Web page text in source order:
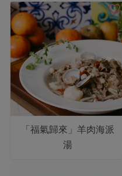
奶蛋豆・五穀
蛋
豆製品
肉品・水產
畜產肉類
麵食
肉食
海鮮
常備菜
蔬食
蛋料理
把最好的台灣味帶回家！
防災用品預購圓滿結束
2026年端午節預購圓滿結束
更多預購活動
當季產品
傳到心坎裡，誠心又澎派
觀點文章
主婦食堂
社內大小事
產品故事
樂齡生活
廚房瑜伽
關於合作社
認識合作社
關於我們
合作社組織
重要公告
「福氣歸來」羊肉海派
湯